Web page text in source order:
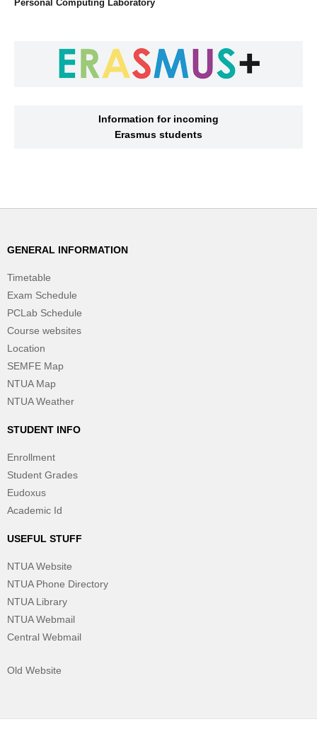
Personal Computing Laboratory
Information for incoming
Erasmus students
GENERAL INFORMATION
Timetable
Exam Schedule
PCLab Schedule
Course websites
Location
SEMFE Map
NTUA Map
NTUA Weather
STUDENT INFO
Enrollment
Student Grades
Eudoxus
Academic Id
USEFUL STUFF
NTUA Website
NTUA Phone Directory
NTUA Library
NTUA Webmail
Central Webmail
Old Website